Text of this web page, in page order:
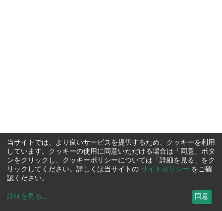
当サイトでは、より良いサービスを提供するため、クッキーを利用
しています。クッキーの使用に同意いただける場合は「同意」ボタ
ンをクリックし、クッキーポリシーについては「詳細を見る」をク
リックしてください。詳しくは当サイトの サイトポリシー をご確
認ください。
詳細を見る ... 同意